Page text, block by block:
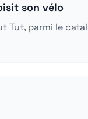
son vélo
Tut, parmi le